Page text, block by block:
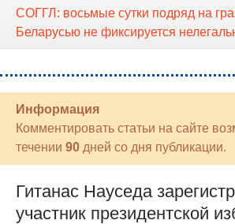
СОГГЛ: восьмые сутки подряд на
Беларусью не фиксируется
Информация
Комментировать статьи на сайте
течении 90 дней со дня публикации.
Гитанас Науседа
участник президентской